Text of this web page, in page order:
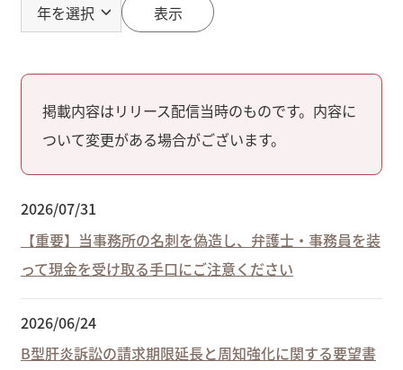
表示
掲載内容はリリース配信当時のものです。内容に
ついて変更がある場合がございます。
2026/07/31
【重要】当事務所の名刺を偽造し、弁護士・事務員を装
って現金を受け取る手口にご注意ください
2026/06/24
B型肝炎訴訟の請求期限延長と周知強化に関する要望書